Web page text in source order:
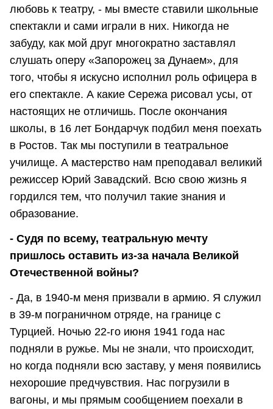
любовь к театру, - мы вместе ставили школьные
спектакли и сами играли в них. Никогда не
забуду, как мой друг многократно заставлял
слушать оперу «Запорожец за Дунаем», для
того, чтобы я искусно исполнил роль офицера в
его спектакле. А какие Сережа рисовал усы, от
настоящих не отличишь. После окончания
школы, в 16 лет Бондарчук подбил меня поехать
в Ростов. Так мы поступили в театральное
училище. А мастерство нам преподавал великий
режиссер Юрий Завадский. Всю свою жизнь я
гордился тем, что получил такие знания и
образование.
- Судя по всему, театральную мечту
пришлось оставить из-за начала Великой
Отечественной войны?
- Да, в 1940-м меня призвали в армию. Я служил
в 39-м пограничном отряде, на границе с
Турцией. Ночью 22-го июня 1941 года нас
подняли в ружье. Мы не знали, что происходит,
но когда подняли всю заставу, у меня появились
нехорошие предчувствия. Нас погрузили в
вагоны, и мы прямым сообщением поехали в